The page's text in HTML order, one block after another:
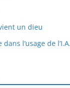
un dieu
l’usage de l’I.A.